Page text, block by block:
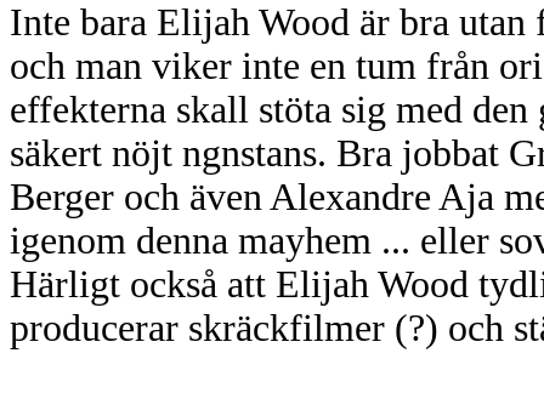
Inte bara Elijah Wood är bra
och man viker inte en tum från
effekterna skall stöta sig med
säkert nöjt ngnstans. Bra jobbat
Berger och även Alexandre Aja
igenom denna mayhem ... eller
Härligt också att Elijah Wood
producerar skräckfilmer (?) och